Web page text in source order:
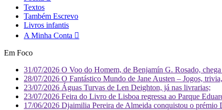
Textos
Também Escrevo
Livros infantis
A Minha Conta
Em Foco
31/07/2026 O Voo do Homem, de Benjamín G. Rosado,
28/07/2026 O Fantástico Mundo de Jane Austen – Jogos,
23/07/2026 Águas Turvas de Len Deighton, já nas livrarias;
23/07/2026 Feira do Livro de Lisboa regressa ao Parque
17/06/2026 Djaimilia Pereira de Almeida conquistou o